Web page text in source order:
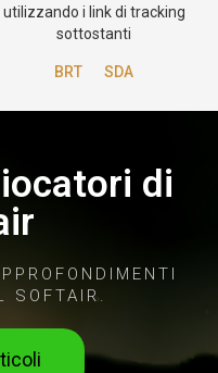
utilizzando i link di tracking
sottostanti
BRT SDA
di
SOFTAIR.